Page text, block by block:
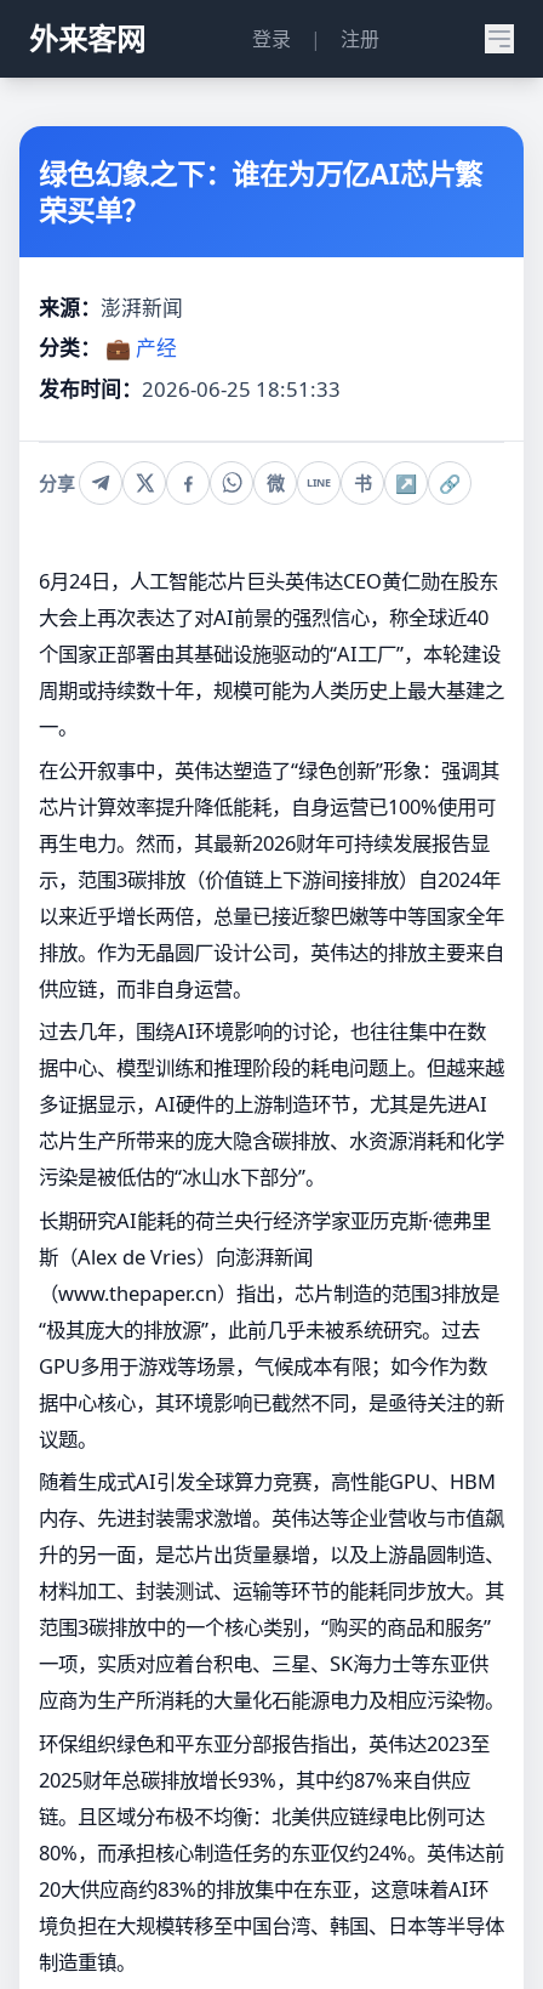
外来客网 登录 | 注册
绿色幻象之下：谁在为万亿AI芯片繁
荣买单？
来源： 澎湃新闻
分类：
💼 产经
发布时间： 2026-06-25 18:51:33
分享 微 LINE 书 ↗ 🔗
6月24日，人工智能芯片巨头英伟达CEO黄仁勋在股东
大会上再次表达了对AI前景的强烈信心，称全球近40
个国家正部署由其基础设施驱动的“AI工厂”，本轮建设
周期或持续数十年，规模可能为人类历史上最大基建之
一。
在公开叙事中，英伟达塑造了“绿色创新”形象：强调其
芯片计算效率提升降低能耗，自身运营已100%使用可
再生电力。然而，其最新2026财年可持续发展报告显
示，范围3碳排放（价值链上下游间接排放）自2024年
以来近乎增长两倍，总量已接近黎巴嫩等中等国家全年
排放。作为无晶圆厂设计公司，英伟达的排放主要来自
供应链，而非自身运营。
过去几年，围绕AI环境影响的讨论，也往往集中在数
据中心、模型训练和推理阶段的耗电问题上。但越来越
多证据显示，AI硬件的上游制造环节，尤其是先进AI
芯片生产所带来的庞大隐含碳排放、水资源消耗和化学
污染是被低估的“冰山水下部分”。
长期研究AI能耗的荷兰央行经济学家亚历克斯·德弗里
斯（Alex de Vries）向澎湃新闻
（www.thepaper.cn）指出，芯片制造的范围3排放是
“极其庞大的排放源”，此前几乎未被系统研究。过去
GPU多用于游戏等场景，气候成本有限；如今作为数
据中心核心，其环境影响已截然不同，是亟待关注的新
议题。
随着生成式AI引发全球算力竞赛，高性能GPU、HBM
内存、先进封装需求激增。英伟达等企业营收与市值飙
升的另一面，是芯片出货量暴增，以及上游晶圆制造、
材料加工、封装测试、运输等环节的能耗同步放大。其
范围3碳排放中的一个核心类别，“购买的商品和服务”
一项，实质对应着台积电、三星、SK海力士等东亚供
应商为生产所消耗的大量化石能源电力及相应污染物。
环保组织绿色和平东亚分部报告指出，英伟达2023至
2025财年总碳排放增长93%，其中约87%来自供应
链。且区域分布极不均衡：北美供应链绿电比例可达
80%，而承担核心制造任务的东亚仅约24%。英伟达前
20大供应商约83%的排放集中在东亚，这意味着AI环
境负担在大规模转移至中国台湾、韩国、日本等半导体
制造重镇。